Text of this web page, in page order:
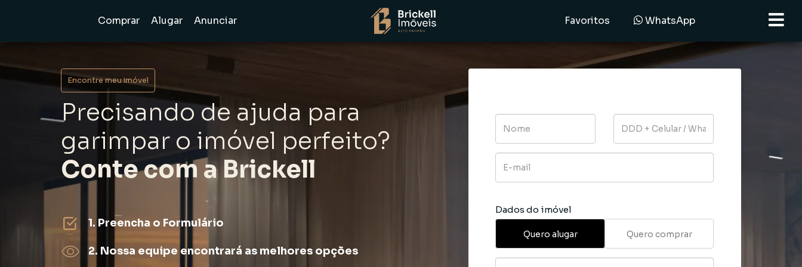
Comprar Alugar Anunciar Favoritos WhatsApp
Encontre meu imóvel
Precisando de ajuda para
garimpar o imóvel perfeito?
Conte com a Brickell
1. Preencha o Formulário
2. Nossa equipe encontrará as melhores opções
Dados do imóvel
Quero alugar Quero comprar